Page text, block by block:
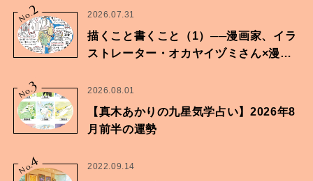
No.2 2026.07.31
描くこと書くこと（1）──漫画家、イラ
ストレーター・オカヤイヅミさん×漫画
No.
3 2026.08.01
【真木あかりの九星気学占い】2026年8
月前半の運勢
No.
4 2022.09.14